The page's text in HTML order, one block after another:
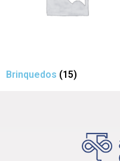
Brinquedos (15)